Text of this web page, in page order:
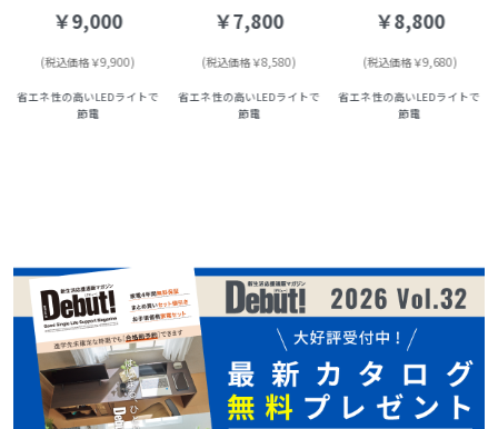
￥9,000
(税込価格￥9,900)
省エネ性の高いLEDライトで
節電
￥7,800
(税込価格￥8,580)
省エネ性の高いLEDライトで
節電
￥8,800
(税込価格￥9,680)
省エネ性の高いLEDライトで
節電